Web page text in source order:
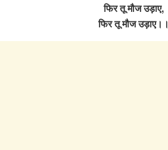
फिर तू मौज उड़ाए,
फिर तू मौज उड़ाए।।